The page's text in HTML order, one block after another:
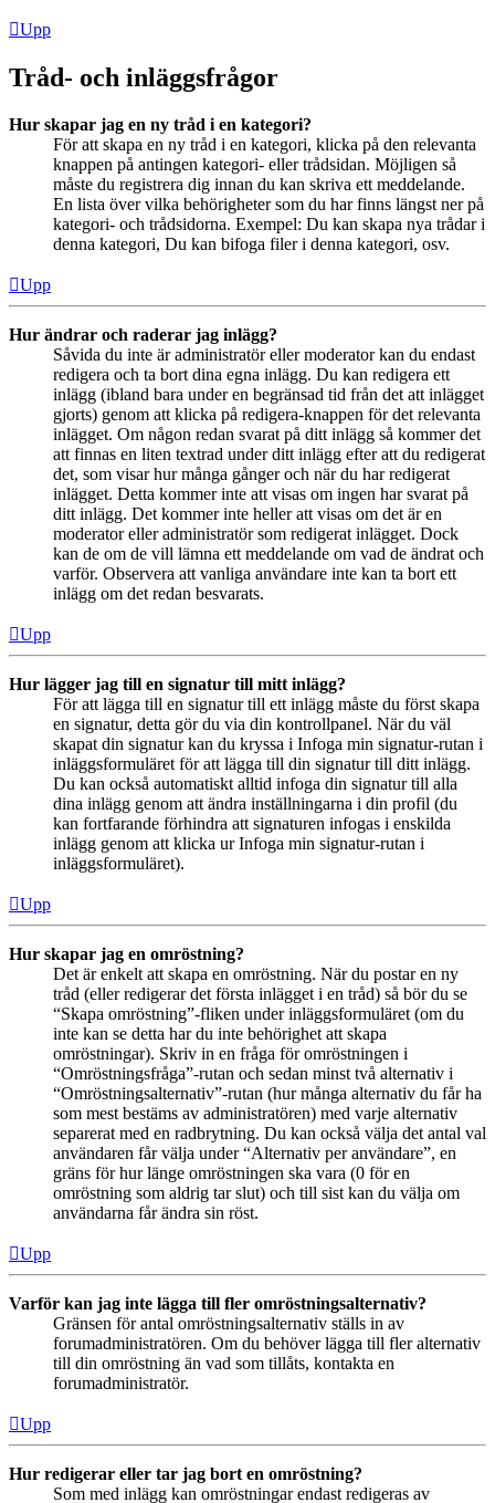
Upp
Tråd- och inläggsfrågor
Hur skapar jag en ny tråd i en kategori?
För att skapa en ny tråd i en kategori, klicka på den relevanta
knappen på antingen kategori- eller trådsidan. Möjligen så
måste du registrera dig innan du kan skriva ett meddelande.
En lista över vilka behörigheter som du har finns längst ner på
kategori- och trådsidorna. Exempel: Du kan skapa nya trådar i
denna kategori, Du kan bifoga filer i denna kategori, osv.
Upp
Hur ändrar och raderar jag inlägg?
Såvida du inte är administratör eller moderator kan du endast
redigera och ta bort dina egna inlägg. Du kan redigera ett
inlägg (ibland bara under en begränsad tid från det att inlägget
gjorts) genom att klicka på redigera-knappen för det relevanta
inlägget. Om någon redan svarat på ditt inlägg så kommer det
att finnas en liten textrad under ditt inlägg efter att du redigerat
det, som visar hur många gånger och när du har redigerat
inlägget. Detta kommer inte att visas om ingen har svarat på
ditt inlägg. Det kommer inte heller att visas om det är en
moderator eller administratör som redigerat inlägget. Dock
kan de om de vill lämna ett meddelande om vad de ändrat och
varför. Observera att vanliga användare inte kan ta bort ett
inlägg om det redan besvarats.
Upp
Hur lägger jag till en signatur till mitt inlägg?
För att lägga till en signatur till ett inlägg måste du först skapa
en signatur, detta gör du via din kontrollpanel. När du väl
skapat din signatur kan du kryssa i Infoga min signatur-rutan i
inläggsformuläret för att lägga till din signatur till ditt inlägg.
Du kan också automatiskt alltid infoga din signatur till alla
dina inlägg genom att ändra inställningarna i din profil (du
kan fortfarande förhindra att signaturen infogas i enskilda
inlägg genom att klicka ur Infoga min signatur-rutan i
inläggsformuläret).
Upp
Hur skapar jag en omröstning?
Det är enkelt att skapa en omröstning. När du postar en ny
tråd (eller redigerar det första inlägget i en tråd) så bör du se
“Skapa omröstning”-fliken under inläggsformuläret (om du
inte kan se detta har du inte behörighet att skapa
omröstningar). Skriv in en fråga för omröstningen i
“Omröstningsfråga”-rutan och sedan minst två alternativ i
“Omröstningsalternativ”-rutan (hur många alternativ du får ha
som mest bestäms av administratören) med varje alternativ
separerat med en radbrytning. Du kan också välja det antal val
användaren får välja under “Alternativ per användare”, en
gräns för hur länge omröstningen ska vara (0 för en
omröstning som aldrig tar slut) och till sist kan du välja om
användarna får ändra sin röst.
Upp
Varför kan jag inte lägga till fler omröstningsalternativ?
Gränsen för antal omröstningsalternativ ställs in av
forumadministratören. Om du behöver lägga till fler alternativ
till din omröstning än vad som tillåts, kontakta en
forumadministratör.
Upp
Hur redigerar eller tar jag bort en omröstning?
Som med inlägg kan omröstningar endast redigeras av